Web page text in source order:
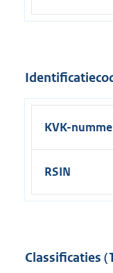
KVK-
RSIN
Classificaties